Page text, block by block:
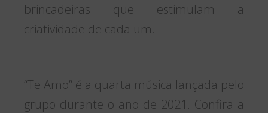
brincadeiras que estimulam a
criatividade de cada um.
“Te Amo” é a quarta música lançada pelo
grupo durante o ano de 2021. Confira a